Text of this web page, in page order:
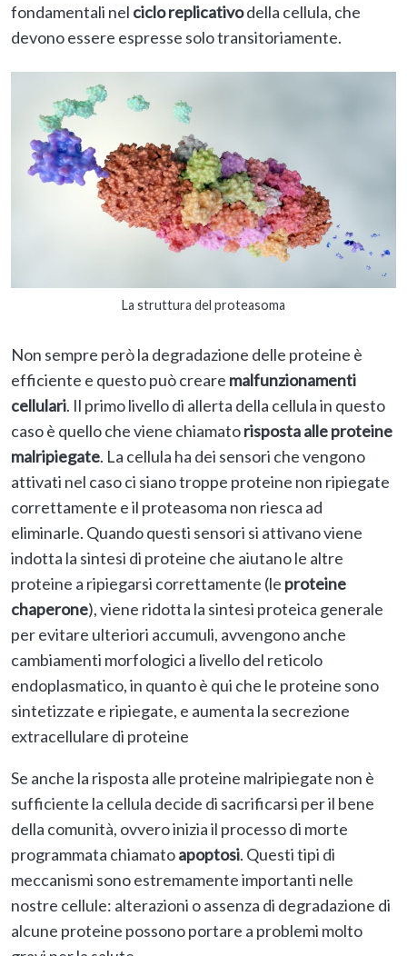
fondamentali nel ciclo replicativodella cellula, che
devono essere espresse solo transitoriamente.
La struttura del proteasoma
Non sempre però la degradazione delle proteine è
efficiente e questo può creare malfunzionamenti
cellulari. Il primo livello di allerta della cellula in questo
caso è quello che viene chiamatorisposta alle proteine
malripiegate. La cellula ha dei sensori che vengono
attivati nel caso ci siano troppe proteine non ripiegate
correttamente e il proteasoma non riesca ad
eliminarle. Quando questi sensori si attivano viene
indotta la sintesi di proteine che aiutano le altre
proteine a ripiegarsi correttamente (le proteine
chaperone), viene ridotta la sintesi proteica generale
per evitare ulteriori accumuli, avvengono anche
cambiamenti morfologici a livello del reticolo
endoplasmatico, in quanto è qui che le proteine sono
sintetizzate e ripiegate, e aumenta la secrezione
extracellulare di proteine
Se anche la risposta alle proteine malripiegate non è
sufficiente la cellula decide di sacrificarsi per il bene
della comunità, ovvero inizia il processo di morte
programmata chiamatoapoptosi. Questi tipi di
meccanismi sono estremamente importanti nelle
nostre cellule: alterazioni o assenza di degradazione di
alcune proteine possono portare a problemi molto